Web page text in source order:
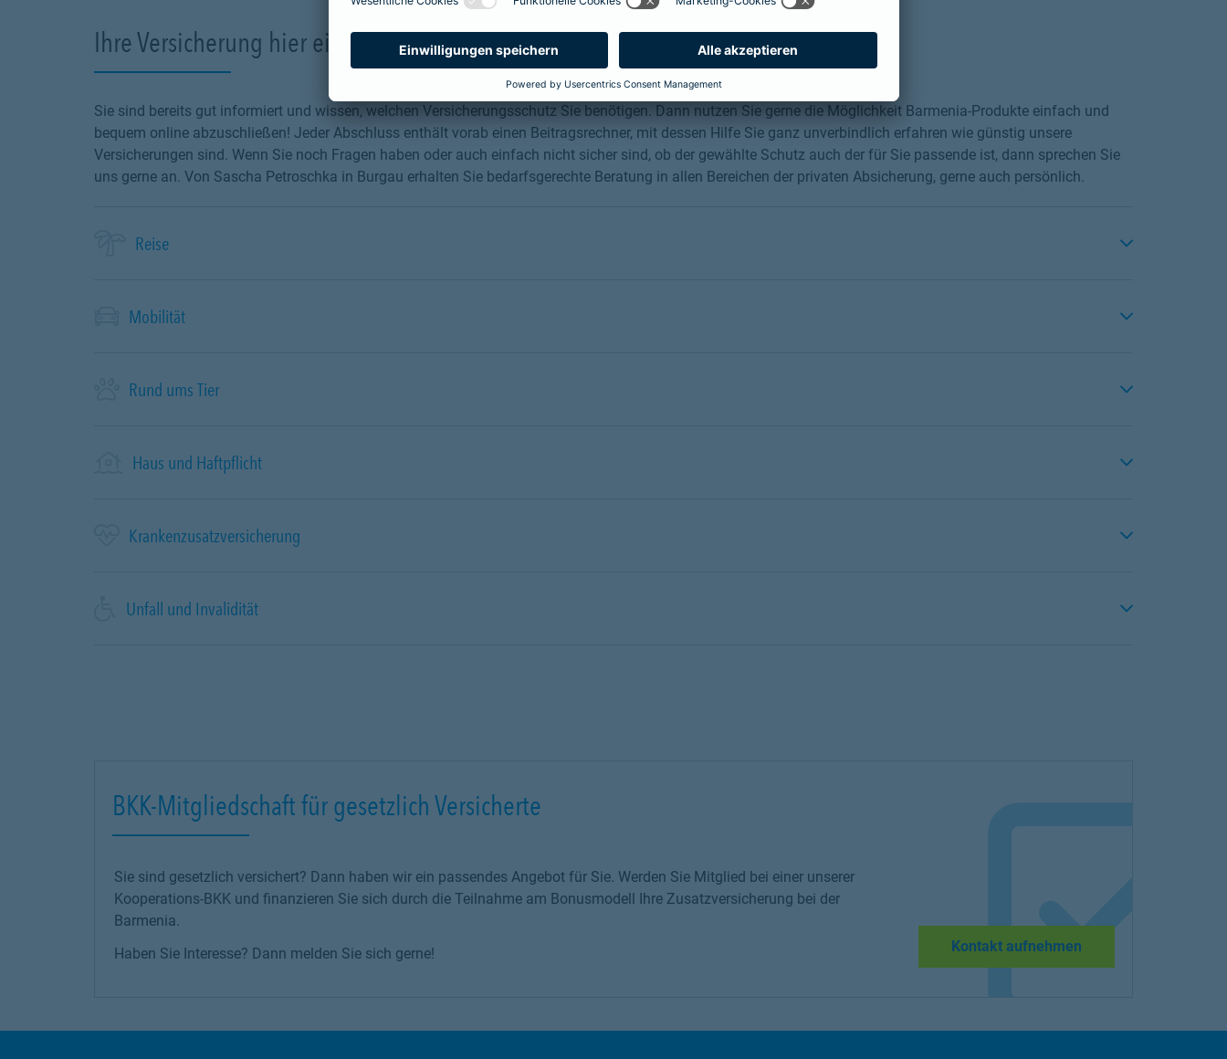
Ihre Versicherung hier einfach online abschließen
Sie sind bereits gut informiert und wissen, welchen Versicherungsschutz Sie benötigen. Dann nutzen Sie gerne die Möglichkeit Barmenia-Produkte einfach und
bequem online abzuschließen! Jeder Abschluss enthält vorab einen Beitragsrechner, mit dessen Hilfe Sie ganz unverbindlich erfahren wie günstig unsere
Versicherungen sind. Wenn Sie noch Fragen haben oder auch einfach nicht sicher sind, ob der gewählte Schutz auch der für Sie passende ist, dann sprechen Sie
uns gerne an. Von Sascha Petroschka in Burgau erhalten Sie bedarfsgerechte Beratung in allen Bereichen der privaten Absicherung, gerne auch persönlich.
Reise
Mobilität
Rund ums Tier
Haus und Haftpflicht
Krankenzusatzversicherung
Unfall und Invalidität
BKK-Mitgliedschaft für gesetzlich Versicherte
Sie sind gesetzlich versichert? Dann haben wir ein passendes Angebot für Sie. Werden Sie Mitglied bei einer unserer
Kooperations-BKK und finanzieren Sie sich durch die Teilnahme am Bonusmodell Ihre Zusatzversicherung bei der
Barmenia.
Haben Sie Interesse? Dann melden Sie sich gerne!
Kontakt aufnehmen